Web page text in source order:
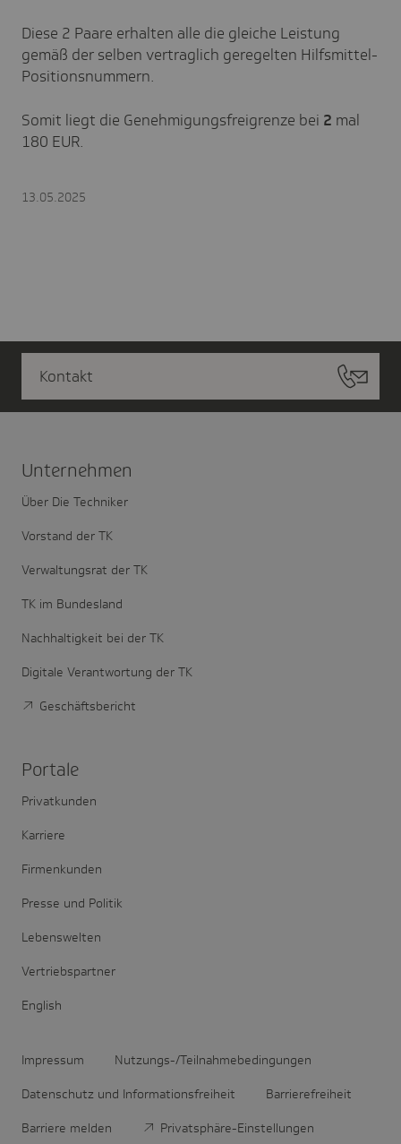
Diese 2 Paare erhalten alle die gleiche Leistung
gemäß der selben vertraglich geregelten Hilfsmittel-
Positionsnummern.
Somit liegt die Genehmigungsfreigrenze bei 2 mal
180 EUR.
13.05.2025
Kontakt
Unter­nehmen
Über Die Techniker
Vorstand der TK
Verwaltungsrat der TK
TK im Bundesland
Nachhaltigkeit bei der TK
Digitale Verantwortung der TK
Geschäftsbericht
Portale
Privatkunden
Karriere
Firmenkunden
Presse und Politik
Lebenswelten
Vertriebspartner
English
Impressum Nutzungs-/Teilnahmebedingungen
Datenschutz und Informationsfreiheit Barrierefreiheit
Barriere melden Privatsphäre-Einstellungen